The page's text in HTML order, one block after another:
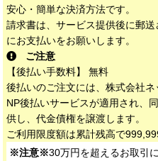
安心・簡単な決済方法です。
請求書は、サービス提供後に郵
にお支払いをお願いします。
ご注意
【後払い手数料】 無料
後払いのご注文には、株式会社
NP後払いサービスが適用され、
供し、代金債権を譲渡します。
ご利用限度額は累計残高で
※注意※30万円を超えるお取引